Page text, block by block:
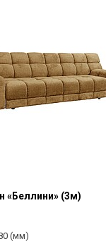
«Беллини» (3м)
(мм)